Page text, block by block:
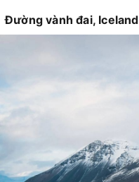
Đường vành đai, Iceland